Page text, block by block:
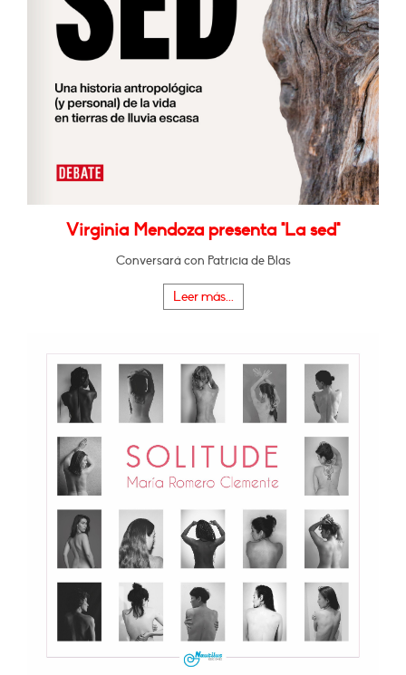
Virginia Mendoza presenta "La sed"
Conversará con Patricia de Blas
Leer más...